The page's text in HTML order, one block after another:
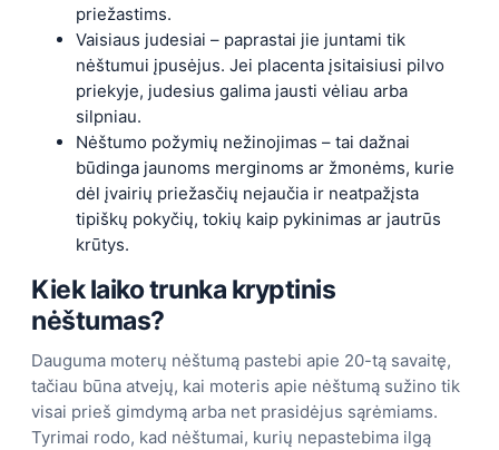
priežastims.
Vaisiaus judesiai – paprastai jie juntami tik
nėštumui įpusėjus. Jei placenta įsitaisiusi pilvo
priekyje, judesius galima jausti vėliau arba
silpniau.
Nėštumo požymių nežinojimas – tai dažnai
būdinga jaunoms merginoms ar žmonėms, kurie
dėl įvairių priežasčių nejaučia ir neatpažįsta
tipiškų pokyčių, tokių kaip pykinimas ar jautrūs
krūtys.
Kiek laiko trunka kryptinis
nėštumas?
Dauguma moterų nėštumą pastebi apie 20-tą savaitę,
tačiau būna atvejų, kai moteris apie nėštumą sužino tik
visai prieš gimdymą arba net prasidėjus sąrėmiams.
Tyrimai rodo, kad nėštumai, kurių nepastebima ilgą